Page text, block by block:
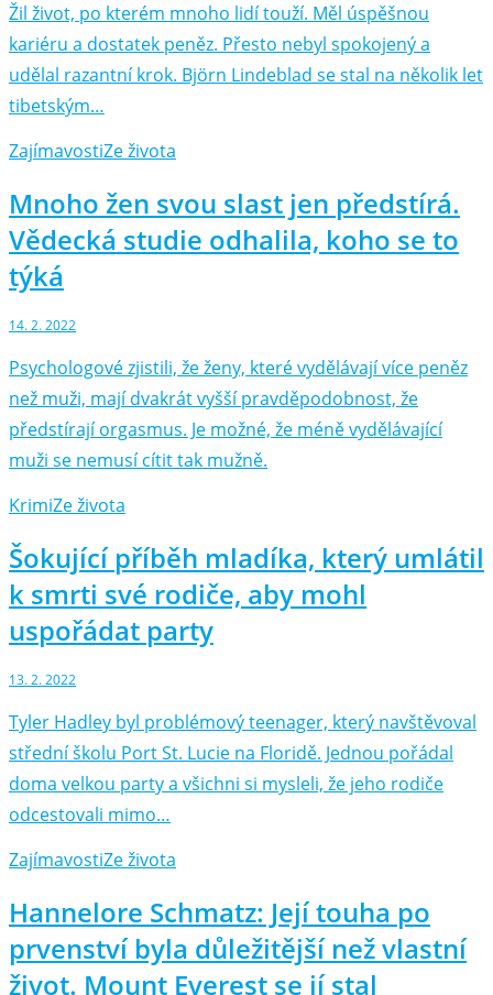
Žil život, po kterém mnoho lidí touží. Měl úspěšnou
kariéru a dostatek peněz. Přesto nebyl spokojený a
udělal razantní krok. Björn Lindeblad se stal na několik let
tibetským…
ZajímavostiZe života
Mnoho žen svou slast jen předstírá.
Vědecká studie odhalila, koho se to
týká
14. 2. 2022
Psychologové zjistili, že ženy, které vydělávají více peněz
než muži, mají dvakrát vyšší pravděpodobnost, že
předstírají orgasmus. Je možné, že méně vydělávající
muži se nemusí cítit tak mužně.
KrimiZe života
Šokující příběh mladíka, který umlátil
k smrti své rodiče, aby mohl
uspořádat party
13. 2. 2022
Tyler Hadley byl problémový teenager, který navštěvoval
střední školu Port St. Lucie na Floridě. Jednou pořádal
doma velkou party a všichni si mysleli, že jeho rodiče
odcestovali mimo…
ZajímavostiZe života
Hannelore Schmatz: Její touha po
prvenství byla důležitější než vlastní
život. Mount Everest se jí stal